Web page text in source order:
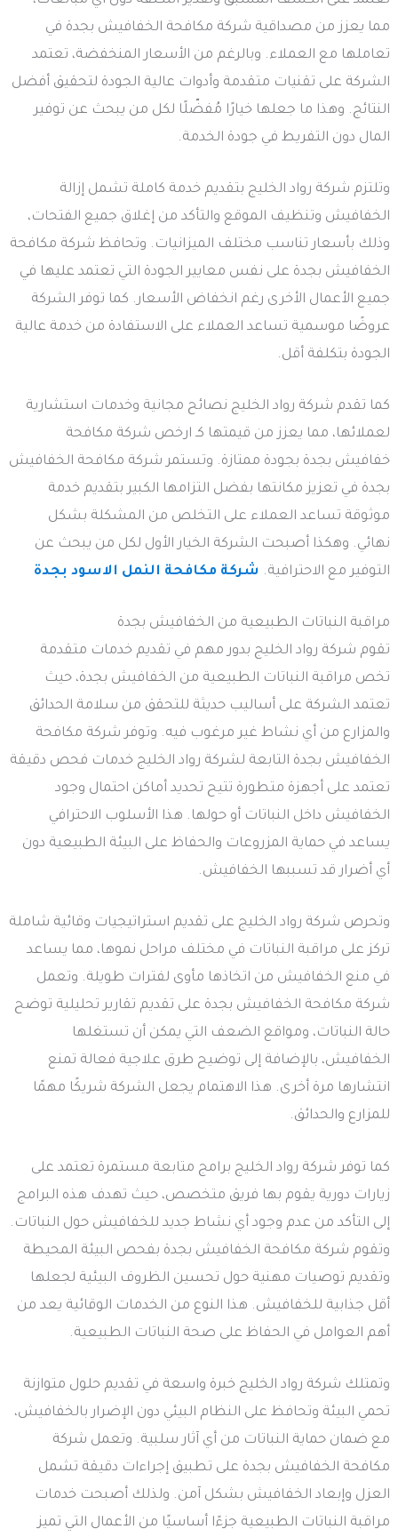
مما يعزز من مصداقية شركة مكافحة الخفافيش بجدة في
تعاملها مع العملاء. وبالرغم من الأسعار المنخفضة، تعتمد
الشركة على تقنيات متقدمة وأدوات عالية الجودة لتحقيق أفضل
النتائج. وهذا ما جعلها خيارًا مُفضّلًا لكل من يبحث عن توفير
المال دون التفريط في جودة الخدمة.
وتلتزم شركة رواد الخليج بتقديم خدمة كاملة تشمل إزالة
الخفافيش وتنظيف الموقع والتأكد من إغلاق جميع الفتحات،
وذلك بأسعار تناسب مختلف الميزانيات. وتحافظ شركة مكافحة
الخفافيش بجدة على نفس معايير الجودة التي تعتمد عليها في
جميع الأعمال الأخرى رغم انخفاض الأسعار. كما توفر الشركة
عروضًا موسمية تساعد العملاء على الاستفادة من خدمة عالية
الجودة بتكلفة أقل.
كما تقدم شركة رواد الخليج نصائح مجانية وخدمات استشارية
لعملائها، مما يعزز من قيمتها كـ ارخص شركة مكافحة
خفافيش بجدة بجودة ممتازة. وتستمر شركة مكافحة الخفافيش
بجدة في تعزيز مكانتها بفضل التزامها الكبير بتقديم خدمة
موثوقة تساعد العملاء على التخلص من المشكلة بشكل
نهائي. وهكذا أصبحت الشركة الخيار الأول لكل من يبحث عن
التوفير مع الاحترافية. شركة مكافحة النمل الاسود بجدة
مراقبة النباتات الطبيعية من الخفافيش بجدة
تقوم شركة رواد الخليج بدور مهم في تقديم خدمات متقدمة
تخص مراقبة النباتات الطبيعية من الخفافيش بجدة، حيث
تعتمد الشركة على أساليب حديثة للتحقق من سلامة الحدائق
والمزارع من أي نشاط غير مرغوب فيه. وتوفر شركة مكافحة
الخفافيش بجدة التابعة لشركة رواد الخليج خدمات فحص دقيقة
تعتمد على أجهزة متطورة تتيح تحديد أماكن احتمال وجود
الخفافيش داخل النباتات أو حولها. هذا الأسلوب الاحترافي
يساعد في حماية المزروعات والحفاظ على البيئة الطبيعية دون
أي أضرار قد تسببها الخفافيش.
وتحرص شركة رواد الخليج على تقديم استراتيجيات وقائية شاملة
تركز على مراقبة النباتات في مختلف مراحل نموها، مما يساعد
في منع الخفافيش من اتخاذها مأوى لفترات طويلة. وتعمل
شركة مكافحة الخفافيش بجدة على تقديم تقارير تحليلية توضح
حالة النباتات، ومواقع الضعف التي يمكن أن تستغلها
الخفافيش، بالإضافة إلى توضيح طرق علاجية فعالة تمنع
انتشارها مرة أخرى. هذا الاهتمام يجعل الشركة شريكًا مهمًا
للمزارع والحدائق.
كما توفر شركة رواد الخليج برامج متابعة مستمرة تعتمد على
زيارات دورية يقوم بها فريق متخصص، حيث تهدف هذه البرامج
إلى التأكد من عدم وجود أي نشاط جديد للخفافيش حول النباتات.
وتقوم شركة مكافحة الخفافيش بجدة بفحص البيئة المحيطة
وتقديم توصيات مهنية حول تحسين الظروف البيئية لجعلها
أقل جذابية للخفافيش. هذا النوع من الخدمات الوقائية يعد من
أهم العوامل في الحفاظ على صحة النباتات الطبيعية.
وتمتلك شركة رواد الخليج خبرة واسعة في تقديم حلول متوازنة
تحمي البيئة وتحافظ على النظام البيئي دون الإضرار بالخفافيش،
مع ضمان حماية النباتات من أي آثار سلبية. وتعمل شركة
مكافحة الخفافيش بجدة على تطبيق إجراءات دقيقة تشمل
العزل وإبعاد الخفافيش بشكل آمن. ولذلك أصبحت خدمات
مراقبة النباتات الطبيعية جزءًا أساسيًا من الأعمال التي تميز